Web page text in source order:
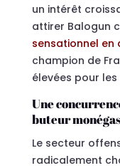
un intérêt
attirer Balogun
sensationnel en
champion de
élevées pour
Une
buteur
Le secteur
radicalement